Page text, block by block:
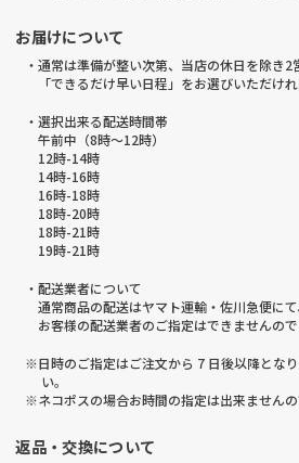
お届けについて
・通常は準備が整い次第、当店の休日を除き2
「できるだけ早い日程」をお選びいただけ
・選択出来る配送時間帯
午前中（8時～12時）
12時-14時
14時-16時
16時-18時
18時-20時
18時-21時
19時-21時
・配送業者について
通常商品の配送はヤマト運輸・佐川急便にて
お客様の配送業者のご指定はできませんので
※日時のご指定はご注文から 7 日後以降とな
い。
※ネコポスの場合お時間の指定は出来ませんの
返品・交換について